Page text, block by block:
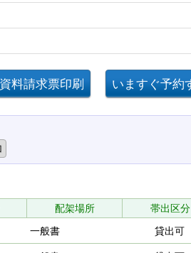
配架場所 帯出区分
一般書 貸出可